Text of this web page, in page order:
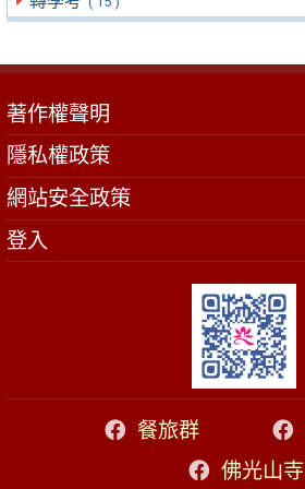
著作權聲明
隱私權政策
網站安全政策
登入
餐旅群
佛光山寺